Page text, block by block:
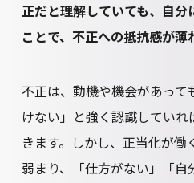
正だと理解していても、自分
ことで、不正への抵抗感が薄
不正は、動機や機会があって
けない」と強く認識してい
きます。しかし、正当化が
弱まり、「仕方がない」「自